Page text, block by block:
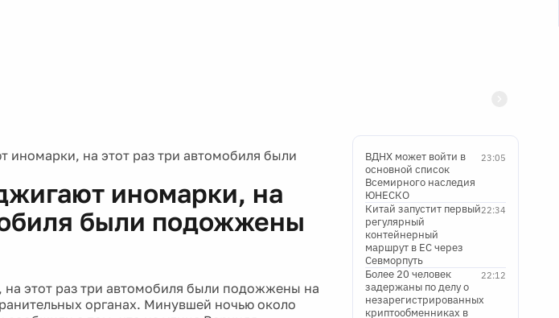
иномарки, на этот раз три автомобиля были
иномарки, на
были подожжены
этот раз три автомобиля были подожжены на
органах. Минувшей ночью около
23:05
ВДНХ может войти в
основной список
Всемирного наследия
ЮНЕСКО
22:34
Китай запустит первый
регулярный
контейнерный
маршрут в ЕС через
Севморпуть
22:12
Более 20 человек
задержаны по делу о
незарегистрированных
криптообменниках в